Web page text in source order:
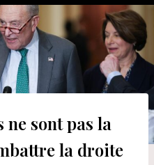
ne sont pas la
la droite